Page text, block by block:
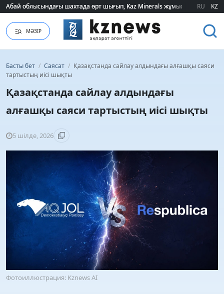
Абай облысындағы шахтада өрт шығып, Kaz Minerals жұмысшылары
Абай облысындағы шахтада өрт шығып, Kaz Minerals жұмысшылары
RU KZ
МӘЗІР
Басты бет / Саясат / Қазақстанда сайлау алдындағы алғашқы саяси
тартыстың иісі шықты
Қазақстанда сайлау алдындағы
алғашқы саяси тартыстың иісі шықты
5 шілде, 2026
Фотоиллюстрация: Kznews AI